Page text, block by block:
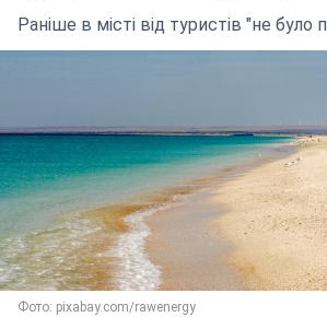
Раніше в місті від туристів "не було
Фото: pixabay.com/rawenergy